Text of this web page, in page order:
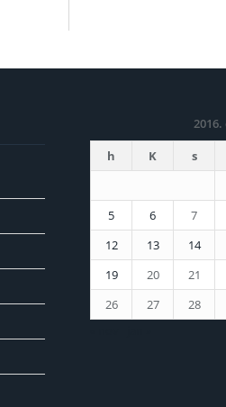
h
K s
5
6 7
12
13 14
19
20 21
26
27 28